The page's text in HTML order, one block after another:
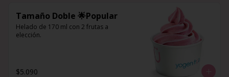
Tamaño Doble 🌟Popular
Helado de 170 ml con 2 frutas a
elección.
$5.090